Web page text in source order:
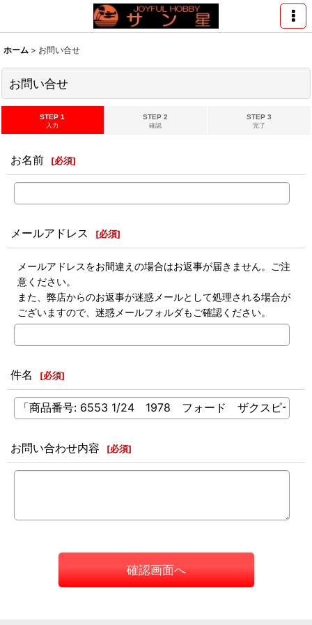
ホーム > お問い合せ
お問い合せ
STEP 1
入力
STEP 2
確認
STEP 3
完了
お名前 [必須]
メールアドレス [必須]
メールアドレスをお間違えの場合はお返事が届きません。ご注
意ください。
また、弊店からのお返事が迷惑メールとして処理される場合が
ございますので、迷惑メールフォルダもご確認ください。
件名 [必須]
お問い合わせ内容 [必須]
確認画面へ